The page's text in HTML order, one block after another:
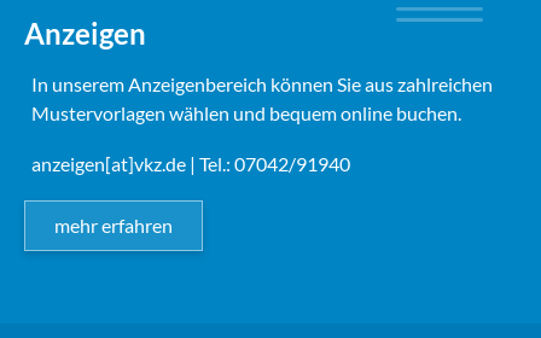
Anzeigen
In unserem Anzeigenbereich können Sie aus zahlreichen
Mustervorlagen wählen und bequem online buchen.
anzeigen[at]vkz.de | Tel.: 07042/91940
mehr erfahren